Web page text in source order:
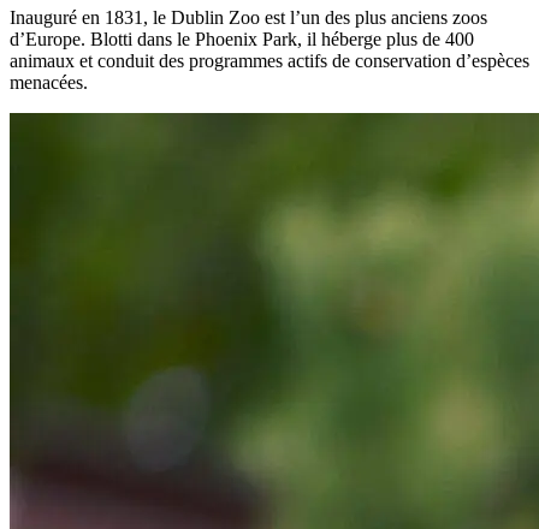
Inauguré en 1831, le Dublin Zoo est l’un des plus anciens zoos
d’Europe. Blotti dans le Phoenix Park, il héberge plus de 400
animaux et conduit des programmes actifs de conservation d’espèces
menacées.